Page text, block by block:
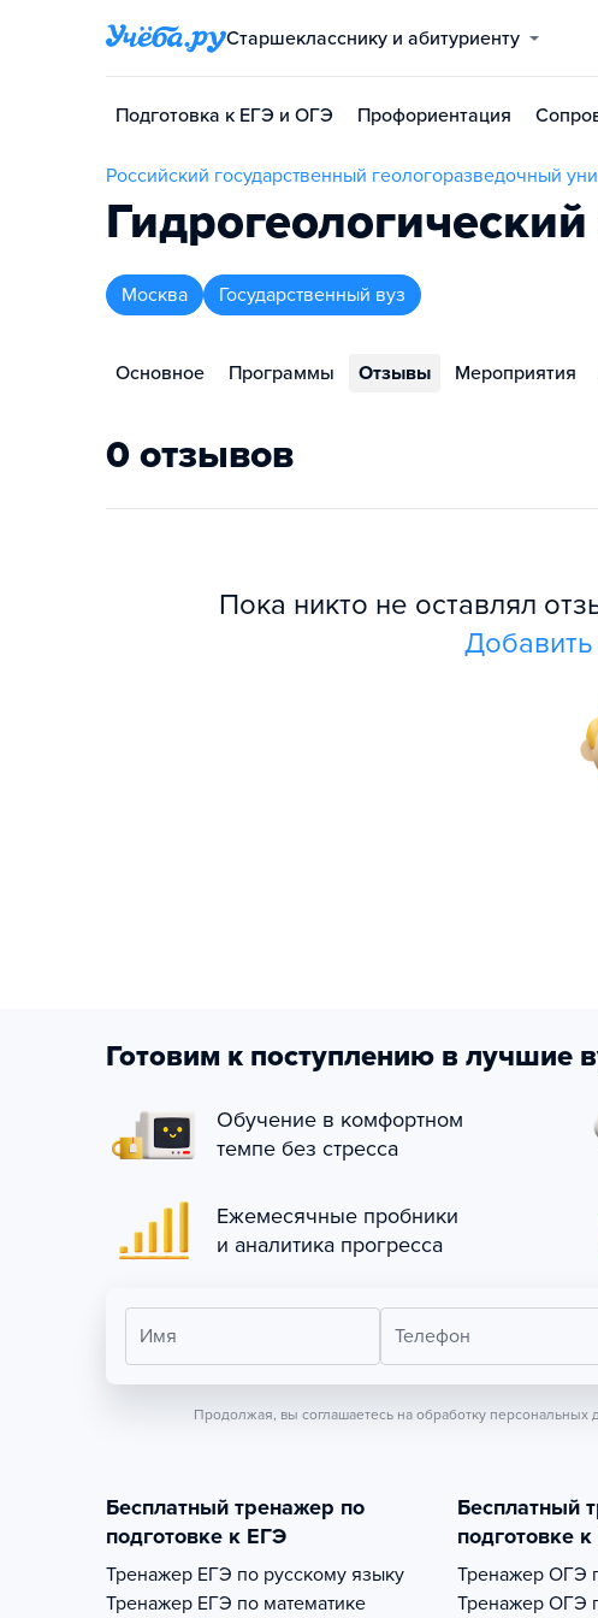
Старшекласснику и абитуриенту
Подготовка к ЕГЭ и ОГЭ Профориентация
Российский государственный геологоразведочный
Москва Государственный вуз
Основное Программы Отзывы Мероприятия
0 отзывов
Пока никто не оставлял
Готовим к поступлению в лучшие
Обучение в комфортном
темпе без стресса
Ежемесячные пробники
и аналитика прогресса
Имя Телефон
Продолжая, вы соглашаетесь на обработку персональных
Бесплатный тренажер по
подготовке к ЕГЭ
Тренажер ЕГЭ по русскому языку
Тренажер ЕГЭ по математике
Бесплатный
подготовке
Тренажер ОГЭ
Тренажер ОГЭ